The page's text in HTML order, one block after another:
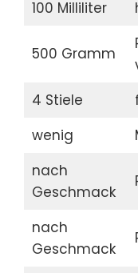
100 Milliliter
500 Gramm
4 Stiele
wenig
nach
Geschmack
nach
Geschmack